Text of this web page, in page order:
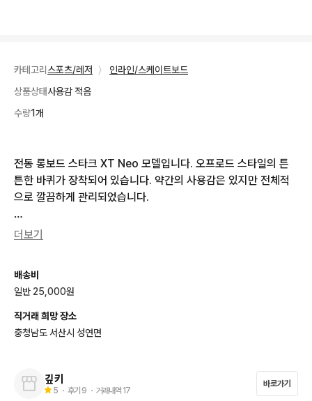
카테고리 스포츠/레저 〉
인라인/스케이트보드
상품상태사용감 적음
수량1개
전동 롱보드 스타크 XT Neo 모델입니다. 오프로드 스타일의 튼
튼한 바퀴가 장착되어 있습니다. 약간의 사용감은 있지만 전체적
으로 깔끔하게 관리되었습니다.
택배가능 노리턴조건
다. 구성품은 사진에 있는거랑 충전기랑 박스도 다 있습니다 주행
거리는 60km미만 거의 안탔고요 구매날짜는 작년 3월 16일에
구매했습니다
더보기
배송비
일반 25,000원
직거래 희망 장소
충청남도 서산시 성연면
깊키
5 ・ 후기 9 ・ 거래내역 17
바로가기